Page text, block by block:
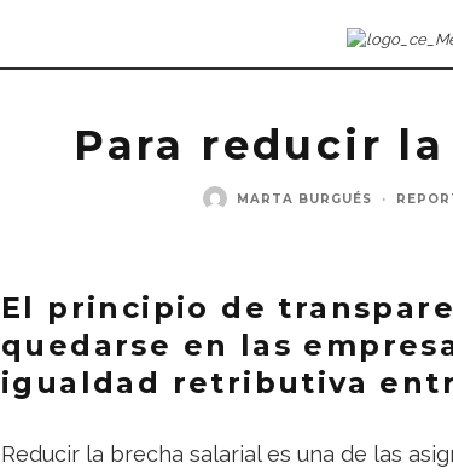
Para reducir
MARTA BURGUÉS ·
El principio de
quedarse en las
igualdad retributiva
Reducir la brecha salarial es una de las